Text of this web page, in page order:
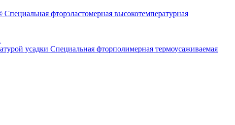
Специальная фторэластомерная высокотемпературная
Специальная фторполимерная термоусаживаемая